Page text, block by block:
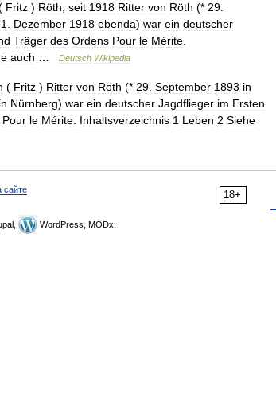
Fritz ) Röth seit 1918 Ritter von Röth (* 29
Dezember 1918 ebenda) war ein deutscher
Träger des Ordens Pour le Mérite
auch Deutsch Wikipedia
( Fritz ) Ritter von Röth (* 29 September 1893 in
in Nürnberg) war ein deutscher Jagdflieger im Ersten
Pour le Mérite Inhaltsverzeichnis 1 Leben 2 Siehe
18+
сайте
WordPress, MODx.